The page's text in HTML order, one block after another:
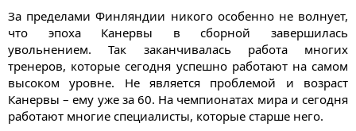
За пределами Финляндии никого особенно не волнует,
что эпоха Канервы в сборной завершилась
увольнением. Так заканчивалась работа многих
тренеров, которые сегодня успешно работают на самом
высоком уровне. Не является проблемой и возраст
Канервы – ему уже за 60. На чемпионатах мира и сегодня
работают многие специалисты, которые старше него.